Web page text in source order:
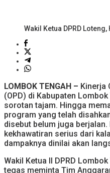
Wakil Ketua DPRD Loteng,
LOMBOK TENGAH – Kinerja
(OPD) di Kabupaten
sorotan tajam. Hingga
program yang telah
disebut belum juga
kekhawatiran serius dari
dampaknya dinilai akan
Wakil Ketua II DPRD
tegas meminta Tim